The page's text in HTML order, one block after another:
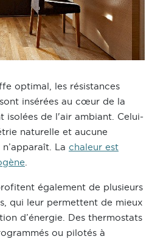
optimal, les résistances
insérées au cœur de la
isolées de l'air ambiant. Celui-
naturelle et aucune
La chaleur est
également de plusieurs
qui leur permettent de mieux
d’énergie. Des thermostats
ou pilotés à